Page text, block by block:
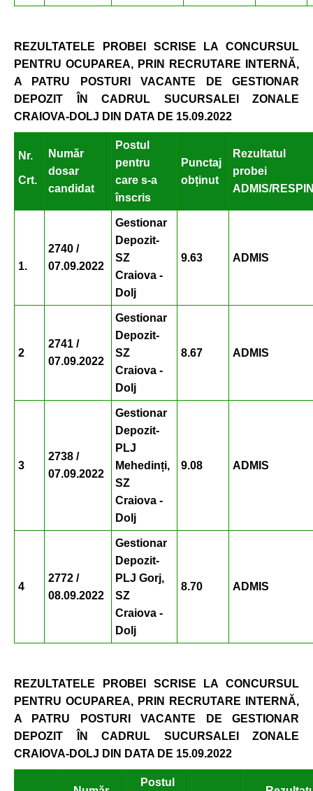
REZULTATELE PROBEI SCRISE
LA CONCURSUL
PENTRU OCUPAREA, PRIN RECRUTARE INTERNĂ,
A PATRU POSTURI VACANTE DE GESTIONAR
DEPOZIT ÎN CADRUL SUCURSALEI ZONALE
CRAIOVA-DOLJ DIN DATA DE 15.09.2022
Nr.
Crt.
Număr
dosar
candidat
Postul
pentru
care s-a
înscris
Punctaj
obținut
Rezultatul
probei
ADMIS/
1.
2740 /
07.09.2022
Gestionar
Depozit-
SZ
Craiova -
Dolj
9.63 ADMIS
2
2741 /
07.09.2022
Gestionar
Depozit-
SZ
Craiova -
Dolj
8.67 ADMIS
3
2738 /
07.09.2022
Gestionar
Depozit-
PLJ
Mehedinți,
SZ
Craiova -
Dolj
9.08 ADMIS
4
2772 /
08.09.2022
Gestionar
Depozit-
PLJ Gorj,
SZ
Craiova -
Dolj
8.70 ADMIS
REZULTATELE PROBEI SCRISE
LA CONCURSUL
PENTRU OCUPAREA, PRIN RECRUTARE INTERNĂ,
A PATRU POSTURI VACANTE DE GESTIONAR
DEPOZIT ÎN CADRUL SUCURSALEI ZONALE
CRAIOVA-DOLJ DIN DATA DE 15.09.2022
Postul